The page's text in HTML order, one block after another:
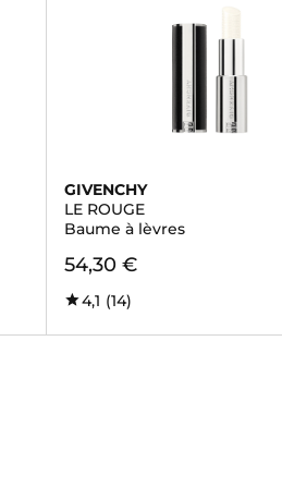
GIVENCHY
LE ROUGE
Baume à lèvres
54,30 €
4,1 (14)